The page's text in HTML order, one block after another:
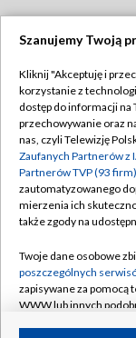
Abonament TVP
Emisja w TVP
Centrum
Naziemna
Rada
System NOS
Informacje o
Szanujemy Twoją
Kliknij "Akceptuję i
korzystanie z
dostęp do informacji
przechowywanie oraz
nas, czyli Telewizję
Zaufanych Partnerów z
Partnerów TVP (93 firm)
zautomatyzowanego
mierzenia ich
także zgody na
Twoje dane osobowe
poszczególnych
zapisywane za pomocą
WWW lub innych